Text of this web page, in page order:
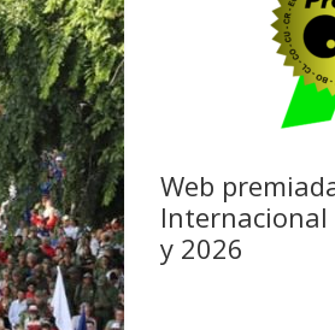
Web
Internacional
y 2026